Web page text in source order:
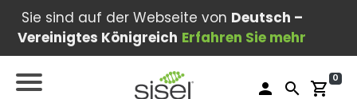
Sie sind auf der Webseite von Deutsch –
Vereinigtes Königreich Erfahren Sie mehr
person search shopping_cart
0